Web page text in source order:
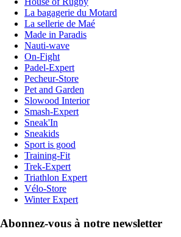
La bagagerie du Motard
La sellerie de Maé
Made in Paradis
Nauti-wave
On-Fight
Padel-Expert
Pecheur-Store
Pet and Garden
Slowood Interior
Smash-Expert
Sneak'In
Sneakids
Sport is good
Training-Fit
Trek-Expert
Triathlon Expert
Vélo-Store
Winter Expert
Abonnez-vous à notre newsletter